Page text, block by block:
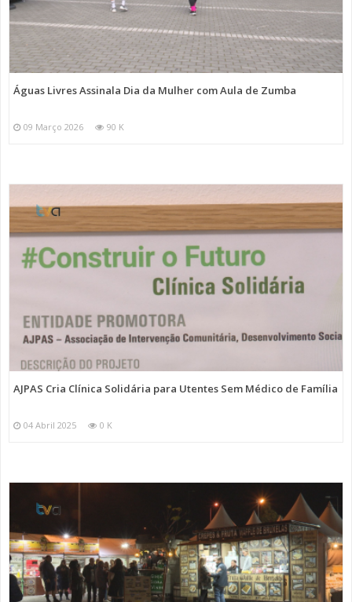
Águas Livres Assinala Dia da Mulher com Aula de Zumba
09 Março 2026 90 K
AJPAS Cria Clínica Solidária para Utentes Sem Médico de Família
04 Abril 2025 0 K